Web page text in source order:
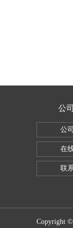
公
公
在
联
Copyright